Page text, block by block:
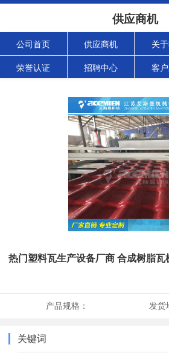
供应商机
公司首页 供应商机 关
荣誉认证 招聘中心 客
热门塑料瓦生产设备厂商 合成树脂瓦
产品规格： 发货
关键词